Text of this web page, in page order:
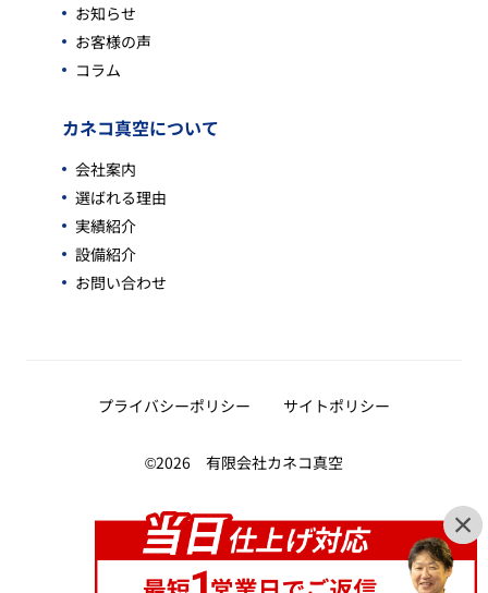
お知らせ
お客様の声
コラム
カネコ真空について
会社案内
選ばれる理由
実績紹介
設備紹介
お問い合わせ
プライバシーポリシー サイトポリシー
©2026 有限会社カネコ真空